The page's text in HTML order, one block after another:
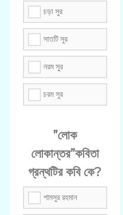
চড়া সুর
সাতটি সুর
নরম সুর
চরম সুর
”লোক
লোকান্তর”কবিতা
গ্রন্থটির কবি কে?
শামসুর রহমান